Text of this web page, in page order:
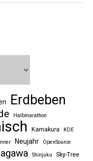
Erdbeben
Halbmarathon
Kamakura KDE
Neujahr
OpenSource
Shinjuku Sky-Tree